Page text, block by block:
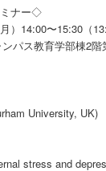
ナー◇
）14:00〜15:30（
パス教育学部棟2階
University, UK)
stress and